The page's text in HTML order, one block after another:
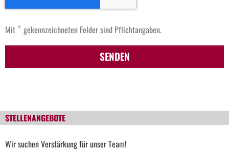
Mit * gekennzeichneten Felder sind Pflichtangaben.
SENDEN
STELLENANGEBOTE
Wir suchen Verstärkung für unser Team!